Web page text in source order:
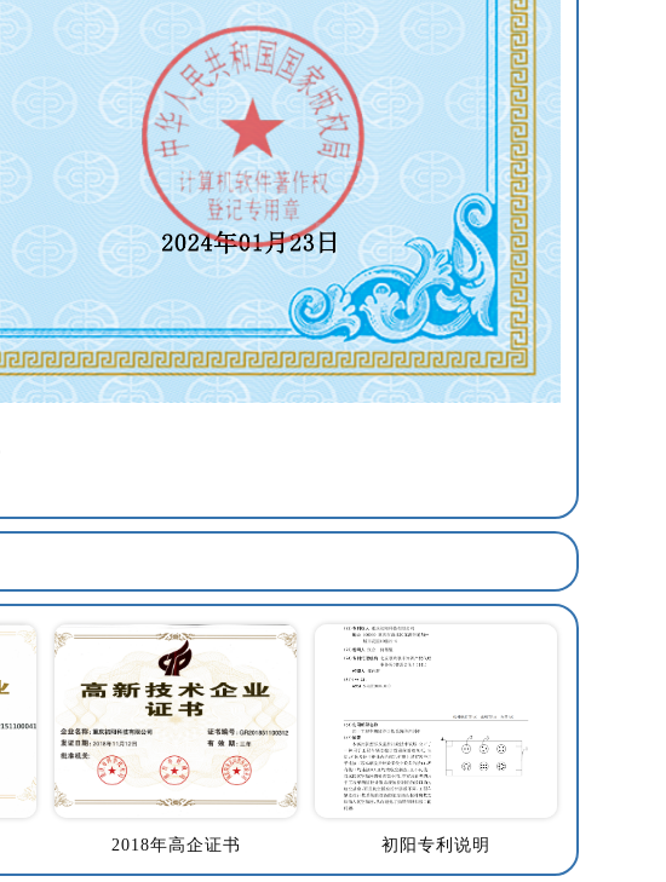
2018年高企证书 初阳专利说明